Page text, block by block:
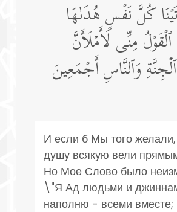
كُلَّ نَفۡسٍ هُدَىٰهَا
مِنِّی لَأَمۡلَأَنَّ
وَٱلنَّاسِ أَجۡمَعِینَ
И если б Мы того
душу всякую вели
Но Мое Слово было
\"Я Ад людьми и
наполню - всеми вместе;